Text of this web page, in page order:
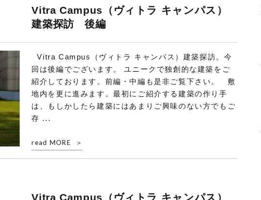
Vitra Campus（ヴィトラ キャンパス）
建築探訪 後編
Vitra Campus（ヴィトラ キャンパス）建築探訪。今
回は後編でございます。 ユニークで独創的な建築をご
紹介しております。前編・中編も是非ご覧下さい。 敷
地内を更に進みます。最初にご紹介する建築の作り手
は、もしかしたら建築にはあまりご興味のない方でもご
存 ...
read MORE
Vitra Campus（ヴィトラ キャンパス）